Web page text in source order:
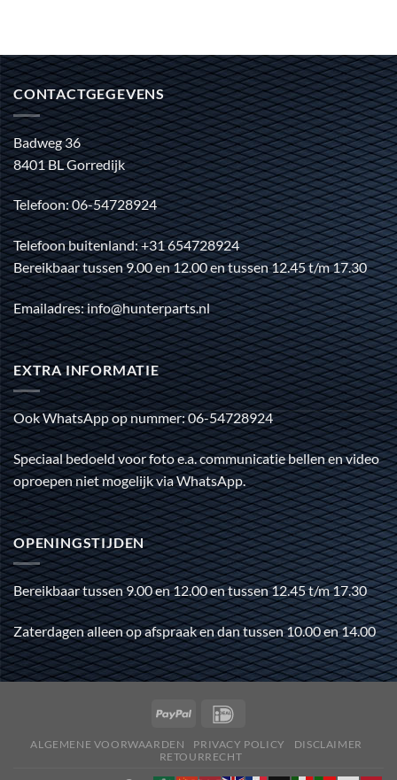
CONTACTGEGEVENS
Badweg 36
8401 BL Gorredijk
Telefoon: 06-54728924
Telefoon buitenland: +31 654728924
Bereikbaar tussen 9.00 en 12.00 en tussen 12.45 t/m 17.30
Emailadres: info@hunterparts.nl
EXTRA INFORMATIE
Ook WhatsApp op nummer: 06-54728924
Speciaal bedoeld voor foto e.a. communicatie bellen en video
oproepen niet mogelijk via WhatsApp.
OPENINGSTIJDEN
Bereikbaar tussen 9.00 en 12.00 en tussen 12.45 t/m 17.30
Zaterdagen alleen op afspraak en dan tussen 10.00 en 14.00
ALGEMENE VOORWAARDEN PRIVACY POLICY
DISCLAIMER
RETOURRECHT